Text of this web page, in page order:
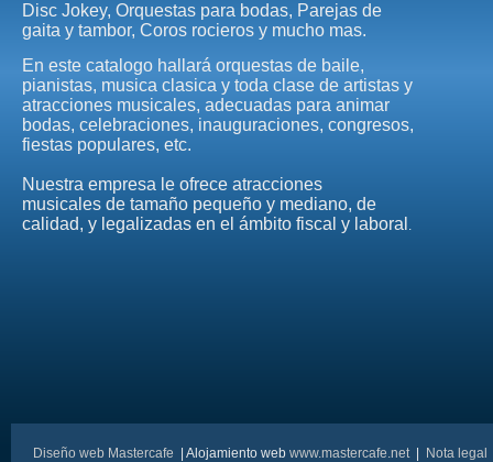
Disc Jokey, Orquestas para bodas, Parejas de
gaita y tambor, Coros rocieros y mucho mas.
En este catalogo hallará orquestas de baile,
pianistas, musica clasica y toda clase de artistas y
atracciones musicales, adecuadas para animar
bodas, celebraciones, inauguraciones, congresos,
fiestas populares, etc.
Nuestra empresa le ofrece atracciones
musicales de tamaño pequeño y mediano, de
calidad, y legalizadas en el ámbito fiscal y laboral .
Diseño web Mastercafe | Alojamiento web www.mastercafe.net| Nota legal